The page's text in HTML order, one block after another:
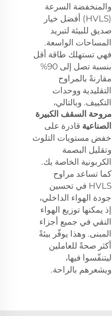
والمنخفضة السرعة
(HVLS) أفضل خيار
صديق للبيئة لتبريد
المساحات الواسعة.
فهي تستهلك طاقة أقل
بنسبة تصل إلى 90%
مقارنةً بالمراوح
التقليدية ووحدات
التكييف. وبالتالي،
مروحة السقف الكبيرة
الصناعية قادرة على
خفض مستويات التلوث
وتقليل البصمة
الكربونية الخاصة بك.
كما تساعد مراوح
HVLS في تحسين
جودة الهواء الداخلي،
إذ يمكنها توزيع الهواء
النقي في جميع أجزاء
المبنى. وهذا يوفّر بيئةً
أكثر صحةً للعاملين
ليتنفّسوا فيها،
ويشعرهم بالراحة.